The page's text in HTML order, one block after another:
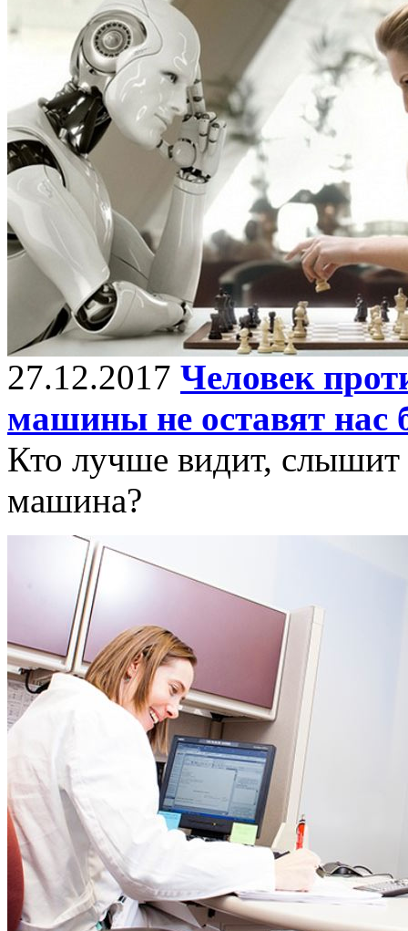
27.12.2017 Человек
машины не оставят нас
Кто лучше видит,
машина?